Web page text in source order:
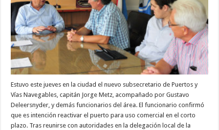
Estuvo este jueves en la ciudad el nuevo subsecretario de Puertos y
Vías Navegables, capitán Jorge Metz, acompañado por Gustavo
Deleersnyder, y demás funcionarios del área. El funcionario confirmó
que es intención reactivar el puerto para uso comercial en el corto
plazo. Tras reunirse con autoridades en la delegación local de la